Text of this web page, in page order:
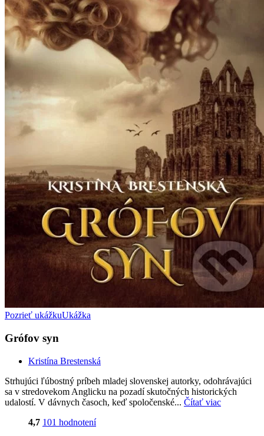
Pozrieť ukážkuUkážka
Grófov syn
Kristína Brestenská
Strhujúci ľúbostný príbeh mladej slovenskej autorky, odohrávajúci
sa v stredovekom Anglicku na pozadí skutočných historických
udalostí. V dávnych časoch, keď spoločenské... Čítať viac
4,7 101 hodnotení